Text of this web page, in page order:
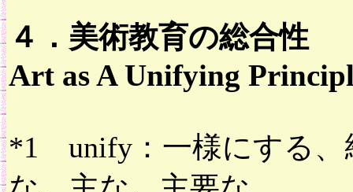
４．美術教育の総合性
Art as A Unifying
*1 unify：一様にする、